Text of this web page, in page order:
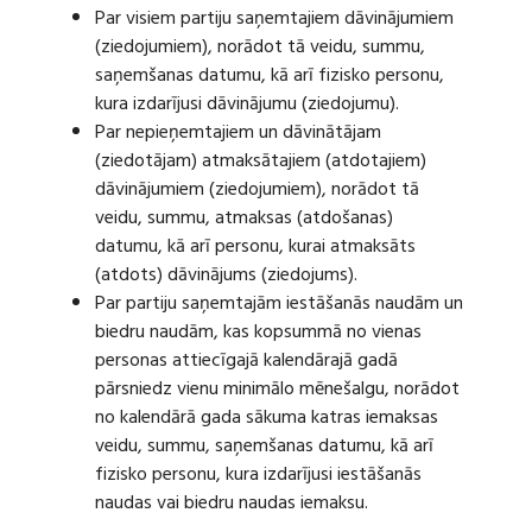
Par visiem partiju saņemtajiem dāvinājumiem
(ziedojumiem), norādot tā veidu, summu,
saņemšanas datumu, kā arī fizisko personu,
kura izdarījusi dāvinājumu (ziedojumu).
Par nepieņemtajiem un dāvinātājam
(ziedotājam) atmaksātajiem (atdotajiem)
dāvinājumiem (ziedojumiem), norādot tā
veidu, summu, atmaksas (atdošanas)
datumu, kā arī personu, kurai atmaksāts
(atdots) dāvinājums (ziedojums).
Par partiju saņemtajām iestāšanās naudām un
biedru naudām, kas kopsummā no vienas
personas attiecīgajā kalendārajā gadā
pārsniedz vienu minimālo mēnešalgu, norādot
no kalendārā gada sākuma katras iemaksas
veidu, summu, saņemšanas datumu, kā arī
fizisko personu, kura izdarījusi iestāšanās
naudas vai biedru naudas iemaksu.